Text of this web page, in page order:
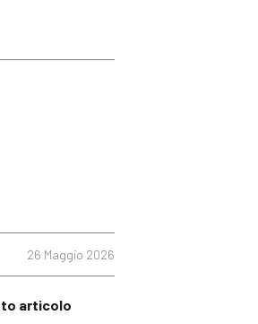
26 Maggio 2026
articolo